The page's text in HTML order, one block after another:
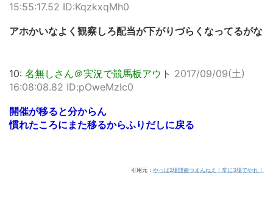
15:55:17.52 ID:KqzkxqMh0
アホかいなよく観察しろ配当が下がりづらくなってるがな
10: 名無しさん＠実況で競馬板アウト 2017/09/09(土)
16:08:08.82 ID:pOweMzIc0
開催が移ると分からん
慣れたころにまた移るからふりだしに戻る
引用元： やっぱ2場開催つまんねえ！常に3場でやれ！